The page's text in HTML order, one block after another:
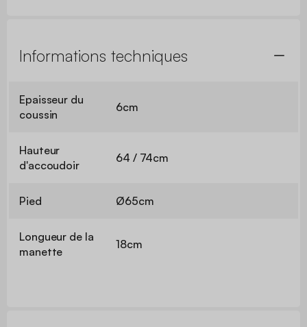
Informations techniques
Epaisseur du
coussin
6cm
Hauteur
d'accoudoir
64 / 74cm
Pied Ø65cm
Longueur de la
manette
18cm